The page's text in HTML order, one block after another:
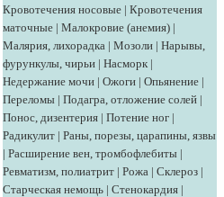
Кровотечения носовые | Кровотечения
маточные | Малокровие (анемия) |
Малярия, лихорадка | Мозоли | Нарывы,
фурункулы, чирьи | Насморк |
Недержание мочи | Ожоги | Опьянение |
Переломы | Подагра, отложение солей |
Понос, дизентерия | Потение ног |
Радикулит | Раны, порезы, царапины, язвы
| Расширение вен, тромбофлебиты |
Ревматизм, полиатрит | Рожа | Склероз |
Старческая немощь | Стенокардия |